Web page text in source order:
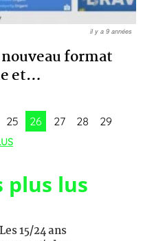
format
et…
il y a 9 années
25 26 27 28 29
plus lus
15/24 ans